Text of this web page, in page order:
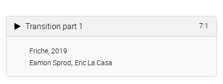
Transition part 1 7:1
Friche, 2019
Eamon Sprod, Eric La Casa